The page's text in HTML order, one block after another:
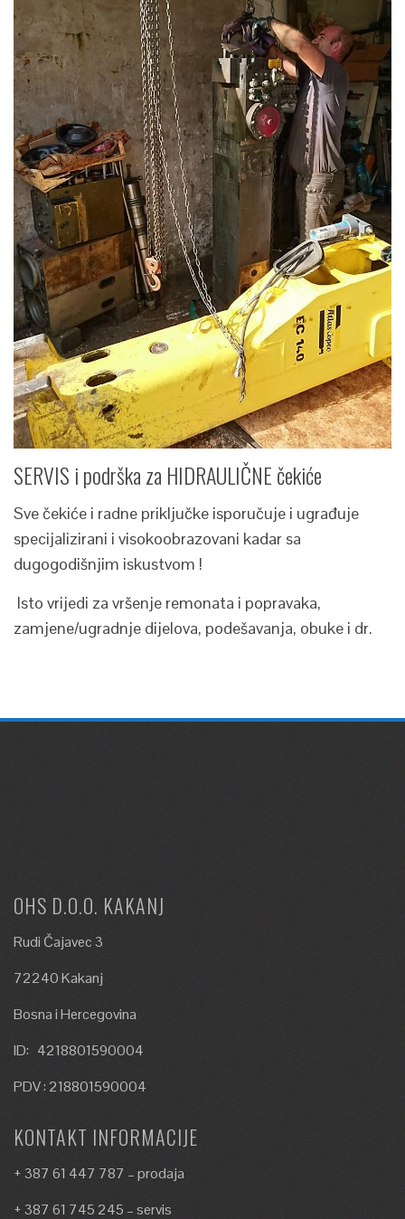
SERVIS i podrška za HIDRAULIČNE čekiće
Sve čekiće i radne priključke isporučuje i ugrađuje
specijalizirani i visokoobrazovani kadar sa
dugogodišnjim iskustvom !
Isto vrijedi za vršenje remonata i popravaka,
zamjene/ugradnje dijelova, podešavanja, obuke i dr.
OHS D.O.O. KAKANJ
Rudi Čajavec 3
72240 Kakanj
Bosna i Hercegovina
ID: 4218801590004
PDV : 218801590004
KONTAKT INFORMACIJE
+ 387 61 447 787 – prodaja
+ 387 61 745 245 – servis